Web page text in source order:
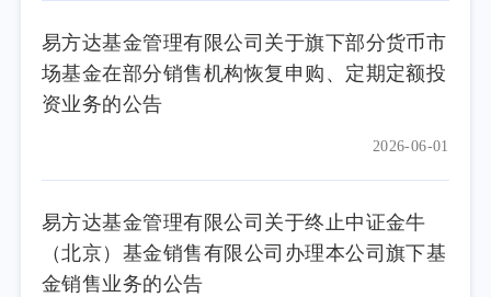
易方达基金管理有限公司关于旗下部分货币市
场基金在部分销售机构恢复申购、定期定额投
资业务的公告
2026-06-01
易方达基金管理有限公司关于终止中证金牛
（北京）基金销售有限公司办理本公司旗下基
金销售业务的公告